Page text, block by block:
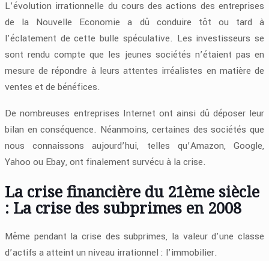
L’évolution irrationnelle du cours des actions des entreprises
de la Nouvelle Economie a dû conduire tôt ou tard à
l’éclatement de cette bulle spéculative. Les investisseurs se
sont rendu compte que les jeunes sociétés n’étaient pas en
mesure de répondre à leurs attentes irréalistes en matière de
ventes et de bénéfices.
De nombreuses entreprises Internet ont ainsi dû déposer leur
bilan en conséquence. Néanmoins, certaines des sociétés que
nous connaissons aujourd’hui, telles qu’Amazon, Google,
Yahoo ou Ebay, ont finalement survécu à la crise.
La crise financière du 21ème siècle
: La crise des subprimes en 2008
Même pendant la crise des subprimes, la valeur d’une classe
d’actifs a atteint un niveau irrationnel : l’immobilier.